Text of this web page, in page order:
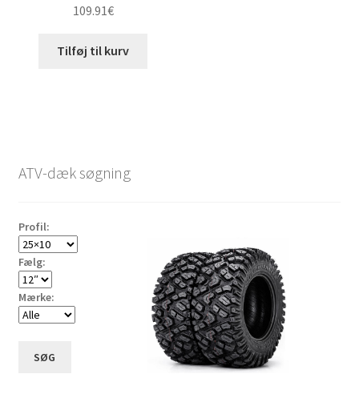
109.91€
Tilføj til kurv
ATV-dæk søgning
Profil:
Fælg:
Mærke:
SØG